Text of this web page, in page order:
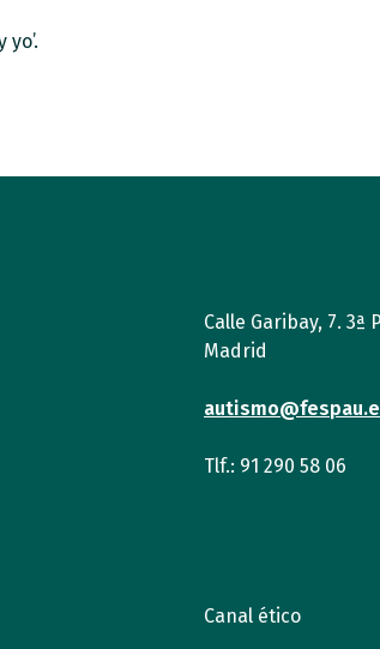
Calle Garibay, 7.
Madrid
Tlf.: 91 290 58 06
Canal ético